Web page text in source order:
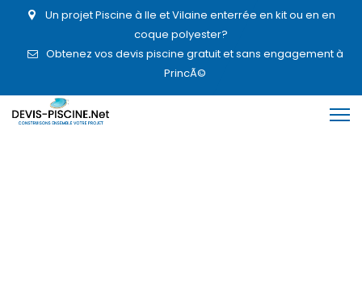
Un projet Piscine à Ile et Vilaine enterrée en kit ou en en
coque polyester?
Obtenez vos devis piscine gratuit et sans engagement à
PrincÃ©